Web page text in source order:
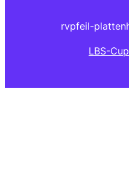
rvpfeil-
LBS-Cup